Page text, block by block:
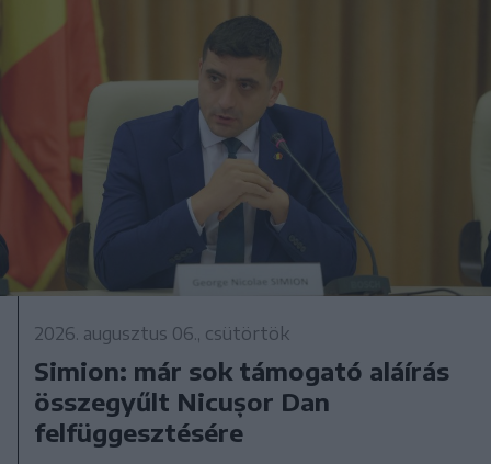
2026. augusztus 06., csütörtök
Simion: már sok támogató aláírás
összegyűlt Nicușor Dan
felfüggesztésére